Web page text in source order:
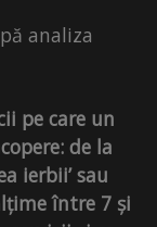
analiza
pe care un
de la
ierbii’ sau
între 7 și